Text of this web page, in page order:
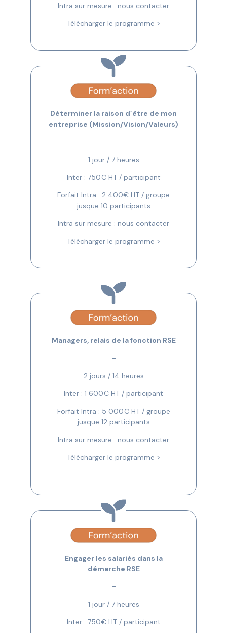
Intra sur mesure : nous contacter
Télécharger le programme >
Déterminer la raison d’être de mon
entreprise (Mission/Vision/Valeurs)
–
1 jour / 7 heures
Inter : 750€ HT / participant
Forfait Intra : 2 400€ HT / groupe
jusque 10 participants
Intra sur mesure : nous contacter
Télécharger le programme >
Managers, relais de la fonction RSE
–
2 jours / 14 heures
Inter : 1 600€ HT / participant
Forfait Intra : 5 000€ HT / groupe
jusque 12 participants
Intra sur mesure : nous contacter
Télécharger le programme >
Engager les salariés dans la
démarche RSE
–
1 jour / 7 heures
Inter : 750€ HT / participant